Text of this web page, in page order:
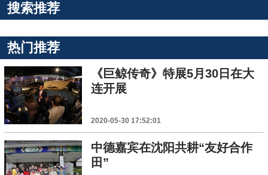
搜索推荐
热门推荐
《巨鲸传奇》特展5月30日在大
连开展
2020-05-30 17:52:01
中德嘉宾在沈阳共耕“友好合作
田”